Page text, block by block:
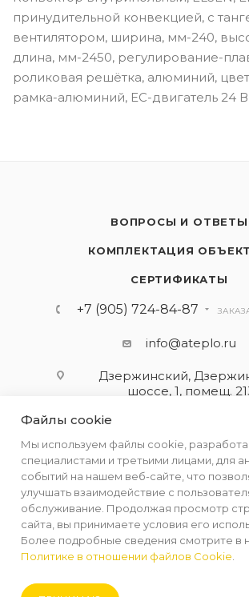
принудительной конвекцией, с
вентилятором, ширина, мм-240,
длина, мм-2450, регулирование-
роликовая решётка, алюминий,
рамка-алюминий, EC-двигатель 24 В
ВОПРОСЫ И ОТВЕТЫ
КОМПЛЕКТАЦИЯ
СЕРТИФИКАТЫ
+7 (905) 724-84-87
info@ateplo.ru
Дзержинский,
шоссе, 1, помещ.
ПОЛИТИКА
2026 © ООО "АЛЬФА-ТЕРМ
Файлы cookie
Мы используем файлы cookie,
специалистами и третьими лицами, для
событий на нашем веб-сайте, что
улучшать взаимодействие с
обслуживание. Продолжая просмотр
сайта, вы принимаете условия его
Более подробные сведения смотрите в
Политике в отношении файлов Cookie